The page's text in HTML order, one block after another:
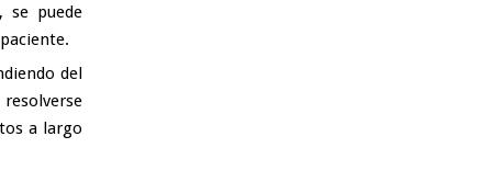
se puede
del
a largo